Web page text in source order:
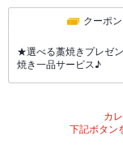
クーポン
★選べる藁焼きプレゼ
焼き一品サービス♪
カ
下記ボタン